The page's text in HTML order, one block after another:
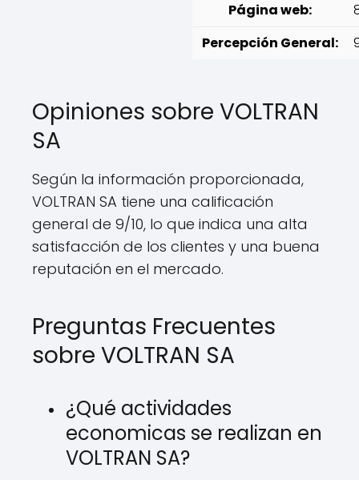
Página web:
Percepción General:
Opiniones sobre VOLTRAN
SA
Según la información proporcionada,
VOLTRAN SA tiene una calificación
general de 9/10, lo que indica una alta
satisfacción de los clientes y una buena
reputación en el mercado.
Preguntas Frecuentes
sobre VOLTRAN SA
¿Qué actividades
economicas se realizan en
VOLTRAN SA?